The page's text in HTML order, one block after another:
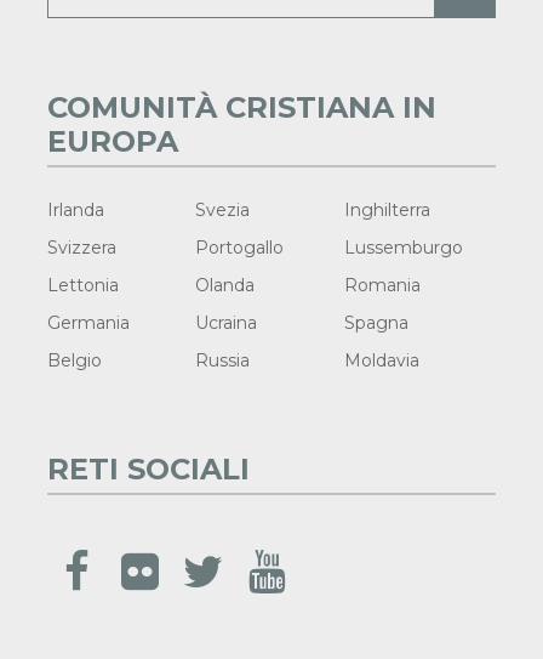
COMUNITÀ CRISTIANA IN
EUROPA
Irlanda Svezia
Inghilterra
Svizzera
Portogallo
Lussemburgo
Lettonia
Olanda
Romania
Germania
Ucraina
Spagna
Belgio
Russia Moldavia
RETI SOCIALI